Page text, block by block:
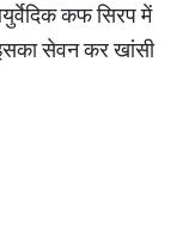
कफ सिरप में
सेवन कर खांसी